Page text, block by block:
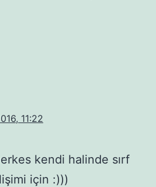
11:22
kendi halinde sırf
için :)))